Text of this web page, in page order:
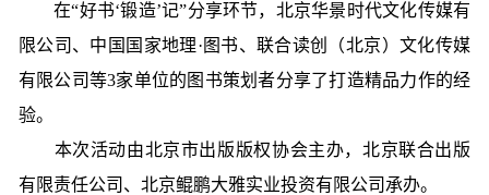
在“好书‘锻造’记”分享环节，北京华景时代文化传媒有
限公司、中国国家地理·图书、联合读创（北京）文化传媒
有限公司等3家单位的图书策划者分享了打造精品力作的经
验。
本次活动由北京市出版版权协会主办，北京联合出版
有限责任公司、北京鲲鹏大雅实业投资有限公司承办。